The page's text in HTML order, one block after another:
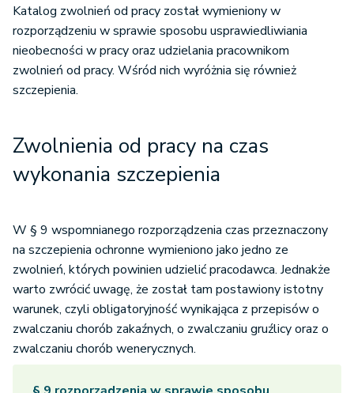
Katalog zwolnień od pracy został wymieniony w
rozporządzeniu w sprawie sposobu usprawiedliwiania
nieobecności w pracy oraz udzielania pracownikom
zwolnień od pracy. Wśród nich wyróżnia się również
szczepienia.
Zwolnienia od pracy na czas
wykonania szczepienia
W § 9 wspomnianego rozporządzenia czas przeznaczony
na szczepienia ochronne wymieniono jako jedno ze
zwolnień, których powinien udzielić pracodawca. Jednakże
warto zwrócić uwagę, że został tam postawiony istotny
warunek, czyli obligatoryjność wynikająca z przepisów o
zwalczaniu chorób zakaźnych, o zwalczaniu gruźlicy oraz o
zwalczaniu chorób wenerycznych.